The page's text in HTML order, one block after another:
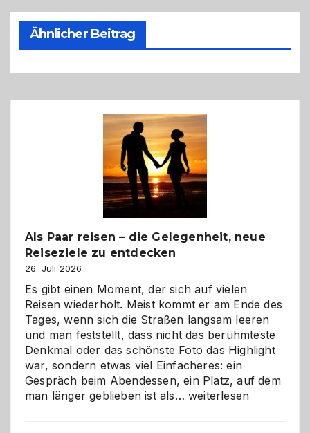
Ähnlicher Beitrag
Als Paar reisen – die Gelegenheit, neue
Reiseziele zu entdecken
26. Juli 2026
Es gibt einen Moment, der sich auf vielen
Reisen wiederholt. Meist kommt er am Ende des
Tages, wenn sich die Straßen langsam leeren
und man feststellt, dass nicht das berühmteste
Denkmal oder das schönste Foto das Highlight
war, sondern etwas viel Einfacheres: ein
Gespräch beim Abendessen, ein Platz, auf dem
man länger geblieben ist als… Als
weiterlesen